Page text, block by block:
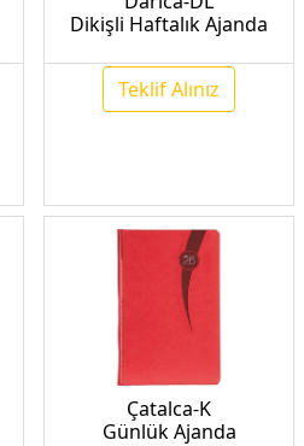
Dikişli Haftalık Ajanda
Teklif Alınız
Çatalca-K
Günlük Ajanda